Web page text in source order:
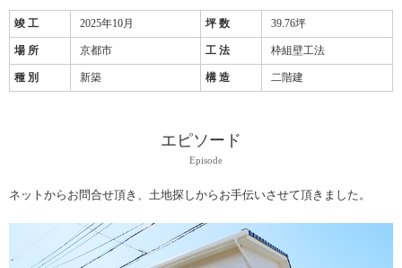
竣 工 2025年10月 坪 数 39.76坪
場 所 京都市 工 法 枠組壁工法
種 別 新築 構 造 二階建
エピソード
Episode
ネットからお問合せ頂き、土地探しからお手伝いさせて頂きました。